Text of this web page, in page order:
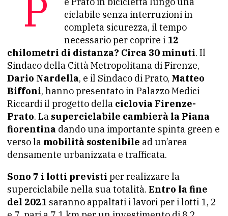
Presto potremo spostarci tra Firenze
ciclabile senza interruzioni in
completa sicurezza, il tempo
necessario per coprire i 12
chilometri di distanza? Circa 30 minuti. Il
Sindaco della Città Metropolitana di Firenze,
Dario Nardella, e il Sindaco di Prato, Matteo
Biffoni, hanno presentato in Palazzo Medici
Riccardi il progetto della ciclovia Firenze-
Prato. La superciclabile cambierà la Piana
fiorentina dando una importante spinta green e
verso la mobilità sostenibile ad un’area
densamente urbanizzata e trafficata.
Sono 7 i lotti previsti per realizzare la
superciclabile nella sua totalità. Entro la fine
del 2021 saranno appaltati i lavori per i lotti 1, 2